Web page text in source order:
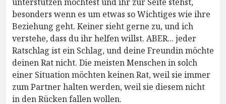
besonders wenn es um etwas so Wichtiges wie ihre
Beziehung geht. Keiner sieht gerne zu, und ich
verstehe, dass du ihr helfen willst. ABER... jeder
Ratschlag ist ein Schlag, und deine Freundin möchte
deinen Rat nicht. Die meisten Menschen in solch
einer Situation möchten keinen Rat, weil sie immer
zum Partner halten werden, weil sie diesem nicht
in den Rücken fallen wollen.